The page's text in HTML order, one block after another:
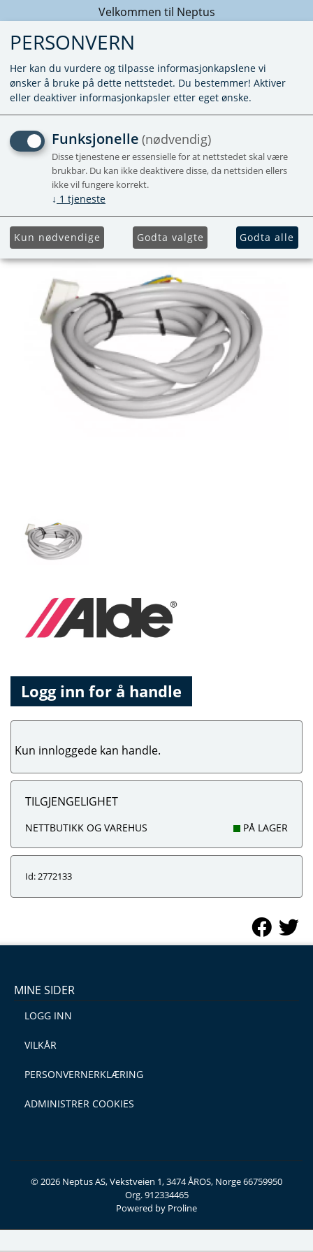
Velkommen til Neptus
KABEL TIL
ROMTERMOSTAT 4 METER
Logg inn for å handle
Kun innloggede kan handle.
TILGJENGELIGHET
NETTBUTIKK OG VAREHUS PÅ LAGER
Id: 2772133
MINE SIDER
LOGG INN
VILKÅR
PERSONVERNERKLÆRING
ADMINISTRER COOKIES
© 2026 Neptus AS, Vekstveien 1, 3474 ÅROS, Norge 66759950
Org. 912334465
Powered by Proline
PERSONVERN
Her kan du vurdere og tilpasse informasjonkapslene vi
ønsker å bruke på dette nettstedet. Du bestemmer! Aktiver
eller deaktiver informasjonkapsler etter eget ønske.
Funksjonelle (nødvendig)
Disse tjenestene er essensielle for at nettstedet skal være
brukbar. Du kan ikke deaktivere disse, da nettsiden ellers
ikke vil fungere korrekt.
↓ 1 tjeneste
Kun nødvendige Godta valgte Godta alle